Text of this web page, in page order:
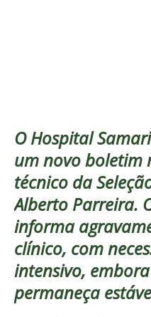
O Hospital
um novo boletim
técnico da
Alberto Parreira.
informa
clínico, com
intensivo,
permaneça